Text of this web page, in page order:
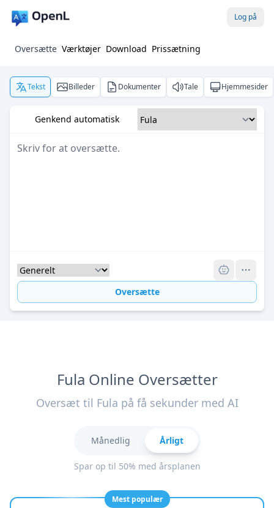
Log på
Oversætte Værktøjer Download Prissætning
Tekst Billeder Dokumenter Tale Hjemmesider
Genkend automatisk
Oversætte
Fula Online Oversætter
Oversæt til Fula på få sekunder med AI
Månedlig Årligt
Spar op til 50% med årsplanen
Mest populær